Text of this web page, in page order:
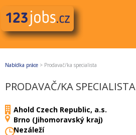
Nabídka práce > Prodavač/ka specialista
PRODAVAČ/KA SPECIALISTA
Ahold Czech Republic, a.s.
Brno (Jihomoravský kraj)
Nezáleží